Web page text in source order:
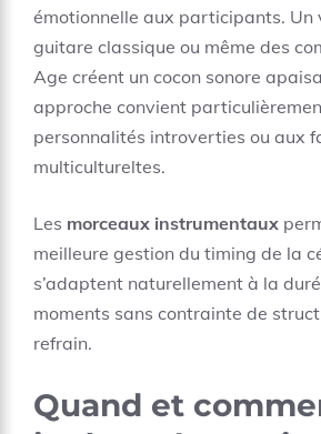
émotionnelle aux participants. Un
guitare classique ou même des
Age créent un cocon sonore
approche convient
personnalités introverties ou aux
multicultureltes.
Les morceaux instrumentaux
meilleure gestion du timing de la
s’adaptent naturellement à la
moments sans contrainte de
refrain.
Quand et